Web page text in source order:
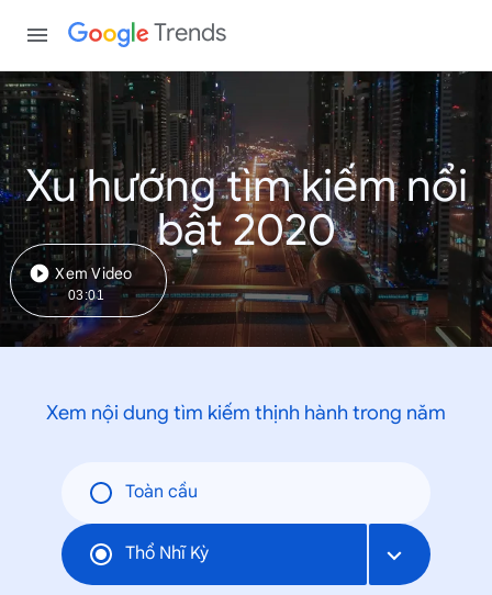
Trends
Xu hướng tìm kiếm nổi
bật 2020
Xem Video
03:01
Xem nội dung tìm kiếm thịnh hành trong năm
Toàn cầu
Thổ Nhĩ Kỳ